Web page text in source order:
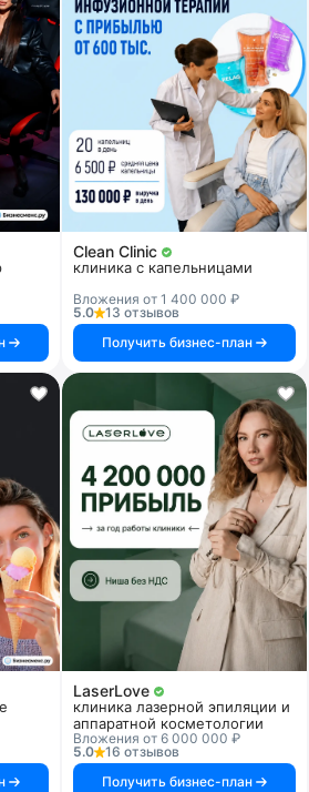
Clean Clinic
клиника с капельницами
Вложения от 1 400 000 ₽
5.0
13 отзывов
Получить бизнес-план
LaserLove
клиника лазерной эпиляции и
аппаратной косметологии
Вложения от 6 000 000 ₽
5.0
16 отзывов
Получить бизнес-план